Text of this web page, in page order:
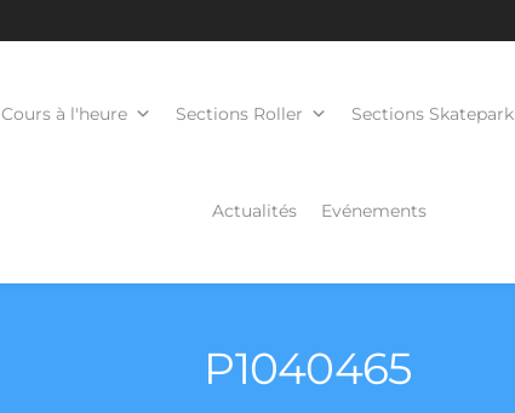
Cours à l'heure Sections Roller Sections Skatepark
Actualités Evénements
P1040465